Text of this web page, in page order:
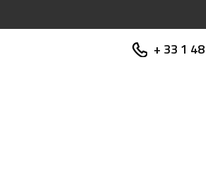
+ 33 1